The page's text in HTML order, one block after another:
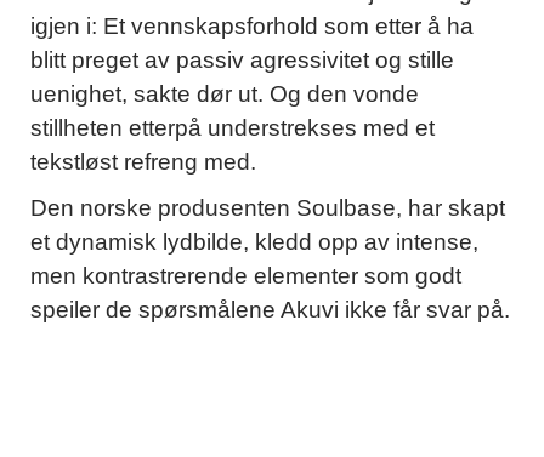
igjen i: Et vennskapsforhold som etter å ha
blitt preget av passiv agressivitet og stille
uenighet, sakte dør ut. Og den vonde
stillheten etterpå understrekses med et
tekstløst refreng med.
Den norske produsenten Soulbase, har skapt
et dynamisk lydbilde, kledd opp av intense,
men kontrastrerende elementer som godt
speiler de spørsmålene Akuvi ikke får svar på.